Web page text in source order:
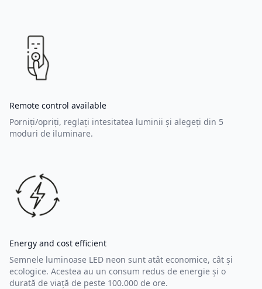
Remote control available
Porniți/opriți, reglați intesitatea luminii și alegeți din 5
moduri de iluminare.
Energy and cost efficient
Semnele luminoase LED neon sunt atât economice, cât și
ecologice. Acestea au un consum redus de energie și o
durată de viață de peste 100.000 de ore.